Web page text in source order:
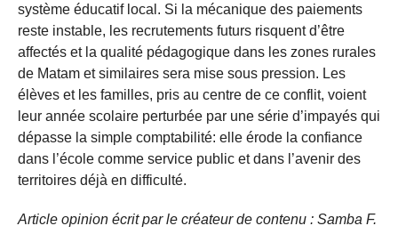
système éducatif local. Si la mécanique des paiements
reste instable, les recrutements futurs risquent d’être
affectés et la qualité pédagogique dans les zones rurales
de Matam et similaires sera mise sous pression. Les
élèves et les familles, pris au centre de ce conflit, voient
leur année scolaire perturbée par une série d’impayés qui
dépasse la simple comptabilité: elle érode la confiance
dans l’école comme service public et dans l’avenir des
territoires déjà en difficulté.
Article opinion écrit par le créateur de contenu : Samba F.